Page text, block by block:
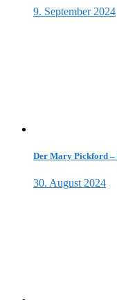
9. September 2024
Der Mary Pickford
30. August 2024